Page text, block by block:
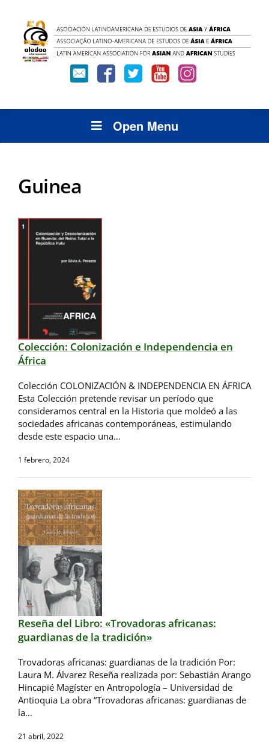
Open Menu
Guinea
Colección: Colonización e Independencia en
África
Colección COLONIZACIÓN & INDEPENDENCIA EN ÁFRICA
Esta Colección pretende revisar un período que
consideramos central en la Historia que moldeó a las
sociedades africanas contemporáneas, estimulando
desde este espacio una…
1 febrero, 2024
Reseña del Libro: «Trovadoras africanas:
guardianas de la tradición»
Trovadoras africanas: guardianas de la tradición Por:
Laura M. Álvarez Reseña realizada por: Sebastián Arango
Hincapié Magíster en Antropología – Universidad de
Antioquia La obra “Trovadoras africanas: guardianas de
la…
21 abril, 2022